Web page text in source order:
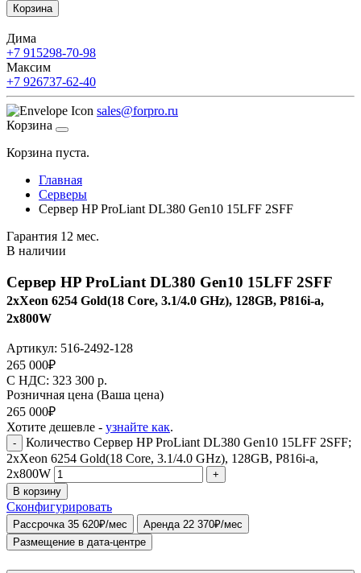
Корзина
Дима
+7 915298-70-98
Максим
+7 926737-62-40
sales@forpro.ru
Корзина
Корзина пуста.
Главная
Серверы
Сервер HP ProLiant DL380 Gen10 15LFF 2SFF
Гарантия 12 мес.
В наличии
Сервер HP ProLiant DL380 Gen10 15LFF 2SFF
2xXeon 6254 Gold(18 Core, 3.1/4.0 GHz), 128GB, P816i-a,
2x800W
Артикул: 516-2492-128
265 000₽
C НДС: 323 300 р.
Розничная цена (Ваша цена)
265 000₽
Хотите дешевле - узнайте как.
-
Количество Сервер HP ProLiant DL380 Gen10 15LFF 2SFF;
2xXeon 6254 Gold(18 Core, 3.1/4.0 GHz), 128GB, P816i-a,
2x800W
+
В корзину
Сконфигурировать
Рассрочка 35 620₽/мес
Аренда 22 370₽/мес
Размещение в дата-центре